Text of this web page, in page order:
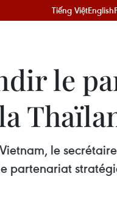
Tiếng ViệtEnglish
le
le
partenariat